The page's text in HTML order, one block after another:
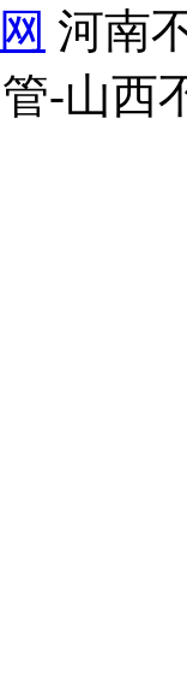
河南
-山西